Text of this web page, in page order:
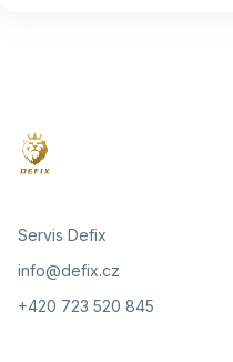
Servis Defix
info@defix.cz
+420 723 520 845